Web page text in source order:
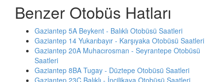
Benzer Otobüs Hatları
Gaziantep 5A Beykent - Balıklı Otobüsü Saatleri
Gaziantep 14 Yukarıbayır - Karşıyaka Otobüsü Saatleri
Gaziantep 20A Muhacırosman - Seyrantepe Otobüsü
Saatleri
Gaziantep 8BA Tugay - Düztepe Otobüsü Saatleri
Gaziantep 23C Balıklı - İncilikaya Otobüsü Saatleri